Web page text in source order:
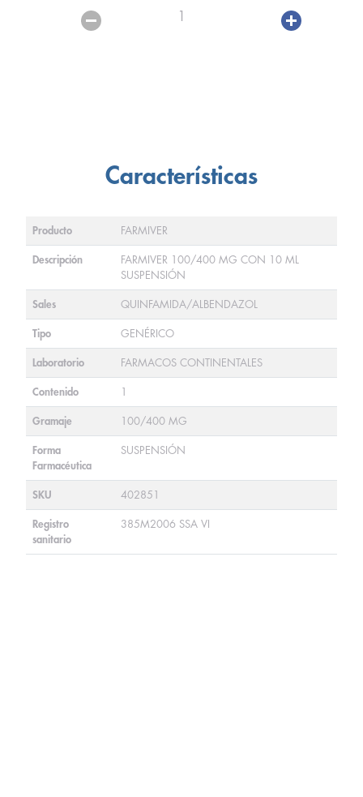
1
Características
Producto FARMIVER
Descripción
FARMIVER 100/400 MG CON 10 ML
SUSPENSIÓN
Sales QUINFAMIDA/ALBENDAZOL
Tipo GENÉRICO
Laboratorio FARMACOS CONTINENTALES
Contenido 1
Gramaje 100/400 MG
Forma
Farmacéutica
SUSPENSIÓN
SKU 402851
Registro
sanitario
385M2006 SSA VI